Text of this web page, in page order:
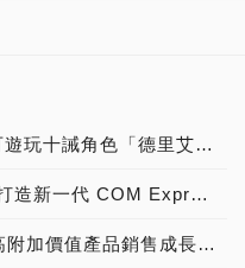
《七大罪：Origin》迎來首位可遊玩十誡角色「德里艾利」
聚焦耐用與穩定運行 研揚科技打造新一代 COM Express Type 6 模組
LG公布2026年第二季度財報 高附加價值產品銷售成長與成本競爭力提升，營業獲利年增 147%